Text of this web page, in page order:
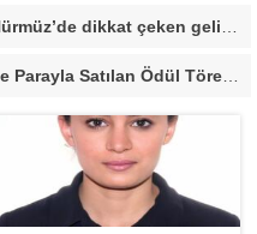
Ödül Değil Ticaret mi? Türkiye’de Parayla Satılan Ödül Törenleri Tartışma Yarattı”